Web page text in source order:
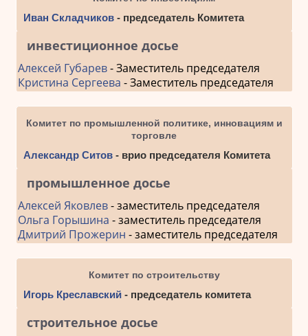
Иван Складчиков- председатель Комитета
инвестиционное досье
Алексей Губарев- Заместитель председателя
Кристина Сергеева - Заместитель председателя
Комитет по промышленной политике, инновациям и
торговле
Александр Ситов- врио председателя Комитета
промышленное досье
Алексей Яковлев- заместитель председателя
Ольга Горышина - заместитель председателя
Дмитрий Прожерин - заместитель председателя
Комитет по строительству
Игорь Креславский - председатель комитета
строительное досье